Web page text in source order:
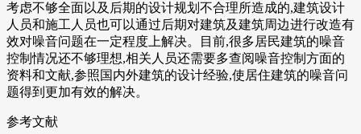
考虑不够全面以及后期的设计规划不合理所造成的,建筑设计
人员和施工人员也可以通过后期对建筑及建筑周边进行改造有
效对噪音问题在一定程度上解决。目前,很多居民建筑的噪音
控制情况还不够理想,相关人员还需要多查阅噪音控制方面的
资料和文献,参照国内外建筑的设计经验,使居住建筑的噪音问
题得到更加有效的解决。
参考文献